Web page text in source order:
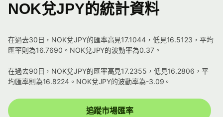
NOK兌JPY的統計資料
在過去30日，NOK兌JPY的匯率高見17.1044，低見16.5123，平均
匯率則為16.7690。NOK兌JPY的波動率為0.37。
在過去90日，NOK兌JPY的匯率高見17.2355，低見16.2806，平
均匯率則為16.8224。NOK兌JPY的波動率為-3.09。
追蹤市場匯率